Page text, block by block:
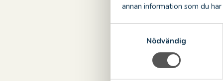
annan information som du
Nödvändig
Täglich
31.
Täglich